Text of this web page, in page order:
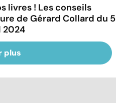
livres ! Les conseils
de Gérard Collard du 5
2024
plus